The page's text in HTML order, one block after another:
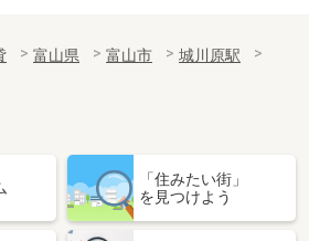
富山県 富山市
城川原駅
「住みたい街」
を見つけよう